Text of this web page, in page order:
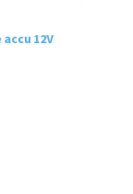
accu 12V